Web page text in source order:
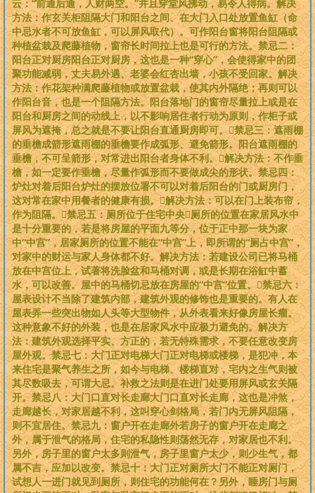
云：“前通后通，人财两空。”并且穿堂风拂动，易令人得病。解决
方法：作玄关柜阻隔大门和阳台之间、在大门入口处放置鱼缸（命
中忌水者不可放鱼缸，可以屏风取代）。可作阳台窗将阳台阻隔或
种植盆栽及爬藤植物，窗帘长时间拉上也是可行的方法。禁忌二：
阳台正对厨房阳台正对厨房，这也是一种“穿心”，会使得家中的团
聚功能减弱，丈夫易外遇、老婆会红杏出墙，小孩不受回家。解决
方法：作花架种满爬藤植物或放置盆栽，使其内外隔绝；再则可以
作阳台音，也是一个阻隔方法。阳台落地门的窗帘尽量拉上或是在
阳台和厨房之间的动线上，以不影响居住者行动为原则，作柜子或
屏风为遮掩，总之就是不要让阳台直通厨房即可。禁忌三：遮雨棚
的垂檐成箭形遮雨棚的垂檐要作成弧形、避免箭形。阳台遮雨棚的
垂檐，不可呈箭形，对常进出阳台者身体不利。解决方法：不作垂
檐，如一定要作垂檐，尽量作弧形而不要做成尖的形状。禁忌四：
炉灶对着后阳台炉灶的摆放位署不可以对着后阳台的门或厨房门，
这对常在家中用餐者的健康有损。解决方法：可以在门上装布帘，
作为阻隔。禁忌五：厕所位于住宅中央厕所的位置在家居风水中
是十分重要的，若是将房屋的平面九等分，位于正中那一块为家
中“中宫”，居家厕所的位置不能在“中宫”上，即所谓的“厕占中宫”，
对家中的财运与家人身体都不好。解决方法：若建设公司已将马桶
放在中宫位上，试著将洗脸盆和马桶对调，或是长期在浴缸中蓄
水，可以改善。屋中的马桶切忌放在房屋的“中宫”位置。禁忌六：
屋表设计不当除了建筑内部，建筑外观的修饰也是重要的。有人在
屋表弄一些突出物如人头等大型物件，从外表看来好像房屋长瘤。
这种意象不好的外装，也是在居家风水中应极力避免的。解决方
法：建筑外观选择平实、方正的，若无特殊需求，不要任意改变房
屋外观。禁忌七：大门正对电梯大门正对电梯或楼梯，是犯冲，本
来住宅是聚气养生之所，如今与电梯、楼梯直对，宅内之生气则被
其尽数吸去，可谓大忌。补救之法则是在进门处要用屏风或玄关隔
开。禁忌八：大门口直对长走廊大门口直对长走廊，这也是冲煞，
走廊越长，对家居越不利，这叫穿心剑格局，若门内无屏风阻隔，
则不宜居住。禁忌九：窗户开在走廊外若房子的窗户开在走廊之
外，属于泄气的格局，住宅的私隐性则荡然无存，对家居也不利。
另外，房子里的窗户太多则泄气，房子里窗户太少，则少生气，都
属不吉，应加以改变。禁忌十：大门正对厕所大门不能正对厕门，
试想人一进门就见到厕所，则住宅的功能何在？另外，睡房门与厕